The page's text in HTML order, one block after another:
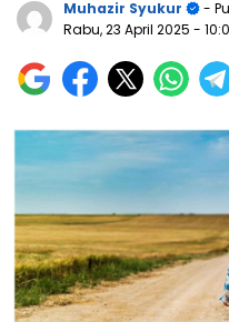
Muhazir Syukur
-
Rabu, 23 April 2025 -